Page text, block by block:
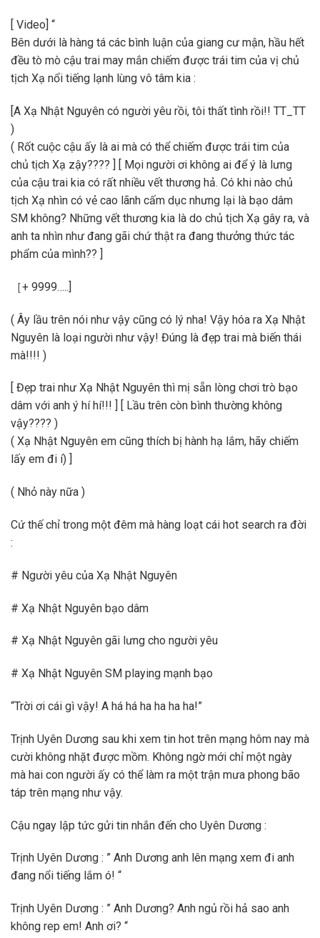
[ Video] “
Bên dưới là hàng tá các bình luận của giang cư mận, hầu hết
đều tò mò cậu trai may mắn chiếm được trái tim của vị chủ
tịch Xạ nổi tiếng lạnh lùng vô tâm kia :
[A Xạ Nhật Nguyên có người yêu rồi, tôi thất tình rồi!! TT_TT
)
( Rốt cuộc cậu ấy là ai mà có thể chiếm được trái tim của
chủ tịch Xạ zậy???? ] [ Mọi người ơi không ai để ý là lưng
của cậu trai kia có rất nhiều vết thương hả. Có khi nào chủ
tịch Xạ nhìn có vẻ cao lãnh cấm dục nhưng lại là bạo dâm
SM không? Những vết thương kia là do chủ tịch Xạ gây ra, và
anh ta nhìn như đang gãi chứ thật ra đang thưởng thức tác
phẩm của mình?? ]
［+ 9999…..]
( Ây lầu trên nói như vậy cũng có lý nha! Vậy hóa ra Xạ Nhật
Nguyên là loại người như vậy! Đúng là đẹp trai mà biến thái
mà!!!! )
[ Đẹp trai như Xạ Nhật Nguyên thì mị sẵn lòng chơi trò bạo
dâm với anh ý hí hí!!! ] [ Lầu trên còn bình thường không
vậy???? )
( Xạ Nhật Nguyên em cũng thích bị hành hạ lắm, hãy chiếm
lấy em đi í) ]
( Nhỏ này nữa )
Cứ thế chỉ trong một đêm mà hàng loạt cái hot search ra đời
:
# Người yêu của Xạ Nhật Nguyên
# Xạ Nhật Nguyên bạo dâm
# Xạ Nhật Nguyên gãi lưng cho người yêu
# Xạ Nhật Nguyên SM playing mạnh bạo
“Trời ơi cái gì vậy! A há há ha ha ha ha!”
Trịnh Uyên Dương sau khi xem tin hot trên mạng hôm nay mà
cười không nhặt được mồm. Không ngờ mới chỉ một ngày
mà hai con người ấy có thể làm ra một trận mưa phong bão
táp trên mạng như vậy.
Cậu ngay lập tức gửi tin nhắn đến cho Uyên Dương :
Trịnh Uyên Dương : ” Anh Dương anh lên mạng xem đi anh
đang nổi tiếng lắm ó! “
Trịnh Uyên Dương : ” Anh Dương? Anh ngủ rồi hả sao anh
không rep em! Anh ơi? “